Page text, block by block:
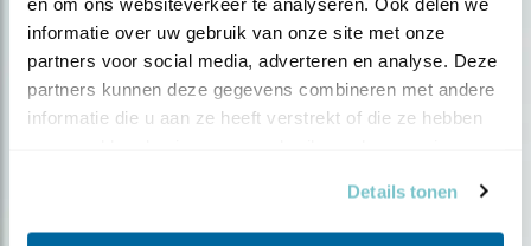
informatie over uw gebruik van onze site met onze
partners voor social media, adverteren en analyse. Deze
partners kunnen deze gegevens combineren met andere
informatie die u aan ze heeft verstrekt of die ze hebben
Details tonen